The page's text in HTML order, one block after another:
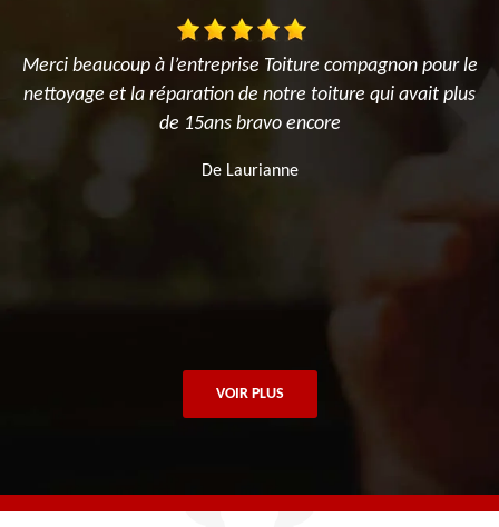
Merci beaucoup à l’entreprise Toiture compagnon pour le
nettoyage et la réparation de notre toiture qui avait plus
de 15ans bravo encore
De Laurianne
VOIR PLUS